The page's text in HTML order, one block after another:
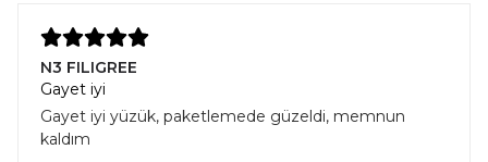
N3 FILIGREE
Gayet iyi
Gayet iyi yüzük, paketlemede güzeldi, memnun
kaldım